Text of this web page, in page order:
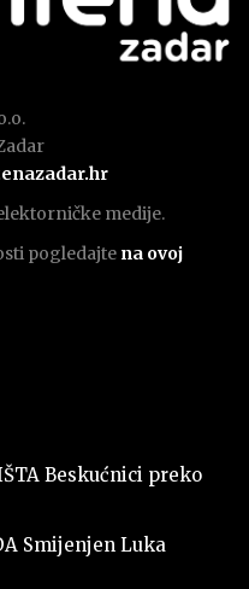
medije.
pogledajte na ovoj
Beskućnici preko
Smijenjen Luka